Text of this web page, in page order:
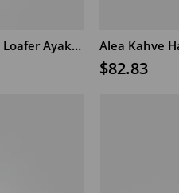
Alea Siyah Hakiki Deri Kadın Loafer Ayakkabı В КОРЗИНУ
$82.83